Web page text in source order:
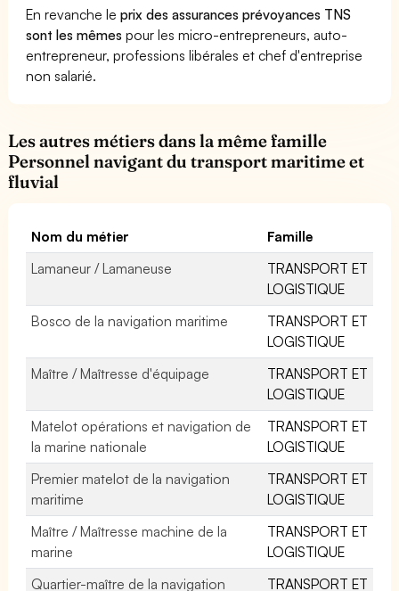
En revanche leprix des assurances prévoyances TNS
sont les mêmes pour les micro-entrepreneurs, auto-
entrepreneur, professions libérales et chef d'entreprise
non salarié.
Les autres métiers dans la même famille
Personnel navigant du transport maritime et
fluvial
Nom du métier
Famille
Lamaneur / Lamaneuse
TRANSPORT ET
LOGISTIQUE
Bosco de la navigation maritime
TRANSPORT ET
LOGISTIQUE
Maître / Maîtresse d'équipage
TRANSPORT ET
LOGISTIQUE
Matelot opérations et navigation de
la marine nationale
TRANSPORT ET
LOGISTIQUE
Premier matelot de la navigation
maritime
TRANSPORT ET
LOGISTIQUE
Maître / Maîtresse machine de la
marine
TRANSPORT ET
LOGISTIQUE
Quartier-maître de la navigation
TRANSPORT ET